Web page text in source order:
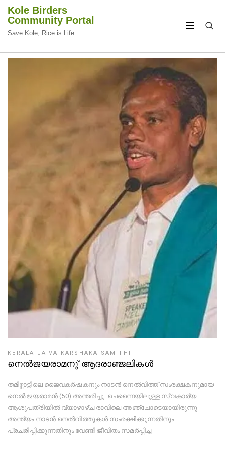
Kole Birders
Community Portal
Save Kole; Rice is Life
CIRCULAR
CIRCULAR
KERALA JAIVA KARSHAKA SAMITHI
നെൽജയരാമനു് ആദരാഞ്ജലികൾ
തമിഴ്നാട്ടിലെ ജൈവകർഷകനും നാടൻ നെൽവിത്ത് സംരക്ഷകനുമായ
നെൽ ജയരാമൻ (50) അന്തരിച്ചു. ചെന്നൈയിലുള്ള സ്വകാര്യ
ആശുപത്രിയിൽ വ്യാഴാഴ്ച രാവിലെ അഞ്ചോടെയായിരുന്നു
അന്ത്യം.നാടൻ നെൽവിത്തുകൾ സംരക്ഷിക്കുന്നതിനും
പ്രചരിപ്പിക്കുന്നതിനും വേണ്ടി ജീവിതം സമർപ്പിച്ച